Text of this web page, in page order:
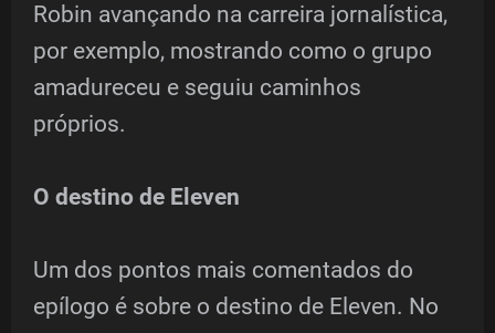
Robin avançando na carreira jornalística,
por exemplo, mostrando como o grupo
amadureceu e seguiu caminhos
próprios.
O destino de Eleven
Um dos pontos mais comentados do
epílogo é sobre o destino de Eleven. No